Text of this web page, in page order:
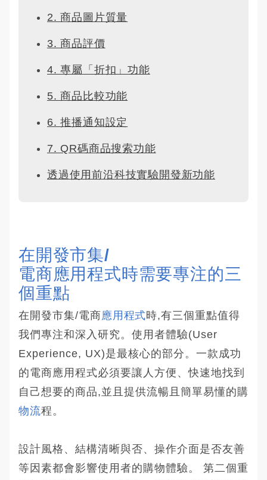
2. 商品圖片質量
3. 商品評價
4. 專屬「折扣」功能
5. 商品比較功能
6. 推播通知設定
7. QR碼商品搜索功能
透過使用前沿科技實驗開發新功能
在開發市集/
電商應用程式時需要專注的三
個重點
在開發市集/電商應用程式時,有三個重點值得
我們專注和深入研究。使用者體驗(User
Experience, UX)是最核心的部分。一款成功
的電商應用程式必須要讓人方便、快速地找到
自己想要的商品,並且提供流暢且簡單易懂的購
物流程。
設計風格、結構清晰與否、操作介面是否友善
等因素都會影響使用者的購物體驗。 第二個重